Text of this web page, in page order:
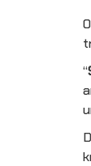
“